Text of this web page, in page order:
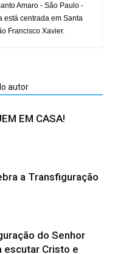
Amaro - São Paulo -
está centrada em Santa
Francisco Xavier.
autor
EM CASA!
a Transfiguração
do Senhor
escutar Cristo e